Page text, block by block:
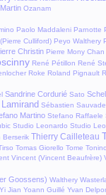
Ozanam
Paolo Maddaleni Parnotte
Culliford) Peyo Walthery
Christin Pierre Mony Chan
René Pétillon René
Roke Roland Pignault
Sandrine Cordurié Sato
Sébastien
Martino Stefano Raffaele
Studio Leonardo Studio
Berserik Thierry Cailleteau
Tomas Giorello Tome
Vincent (Vincent Beaufrère)
Goossens) Walthery
Yi Jian Yoann Guillé Yvan